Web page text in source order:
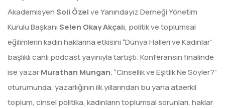
AkademisyenSoli Özelve Yanındayız Derneği Yönetim
Kurulu BaşkanıSelen Okay Akçalı, politik ve toplumsal
eğilimlerin kadın haklarına etkisini “Dünya Halleri ve Kadınlar”
başlıklı canlı podcast yayınıyla tartıştı. Konferansın finalinde
ise yazarMurathan Mungan, “Cinsellik ve Eşitlik Ne Söyler?”
oturumunda, yazarlığının ilk yıllarından bu yana ataerkil
toplum, cinsel politika, kadınların toplumsal sorunları, haklar